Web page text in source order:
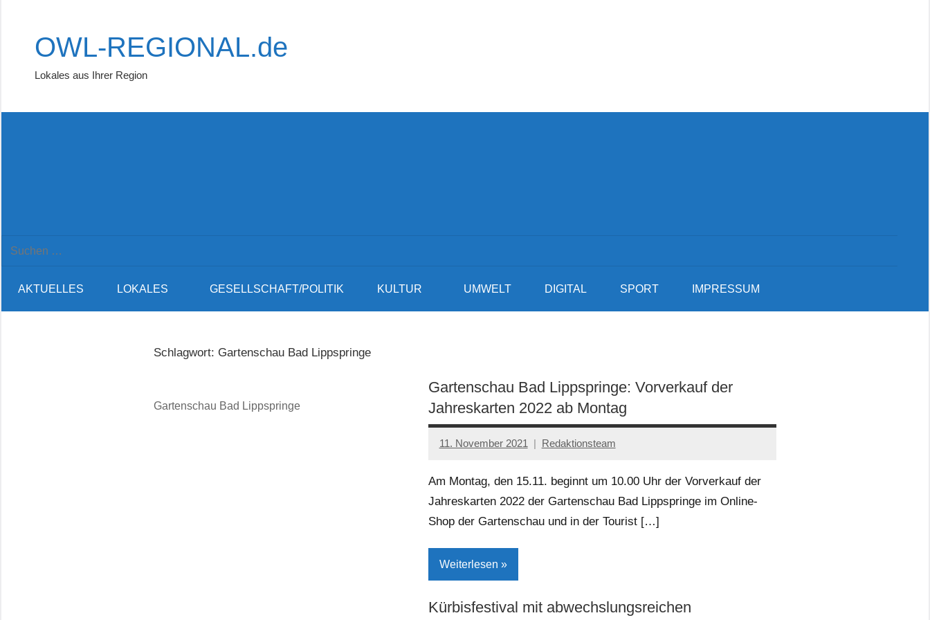
springenOWL-REGIONAL.de
Lokales aus Ihrer Region
Suchen
AKTUELLES LOKALES GESELLSCHAFT/POLITIK KULTUR UMWELT DIGITAL SPORT IMPRESSUM
Schlagwort: Gartenschau Bad Lippspringe
Gartenschau Bad Lippspringe
Gartenschau Bad Lippspringe: Vorverkauf der
Jahreskarten 2022 ab Montag
11. November 2021 Redaktionsteam
Am Montag, den 15.11. beginnt um 10.00 Uhr der Vorverkauf der
Jahreskarten 2022 der Gartenschau Bad Lippspringe im Online-
Shop der Gartenschau und in der Tourist […]
Weiterlesen
Bad
Kürbisfestival mit abwechslungsreichen